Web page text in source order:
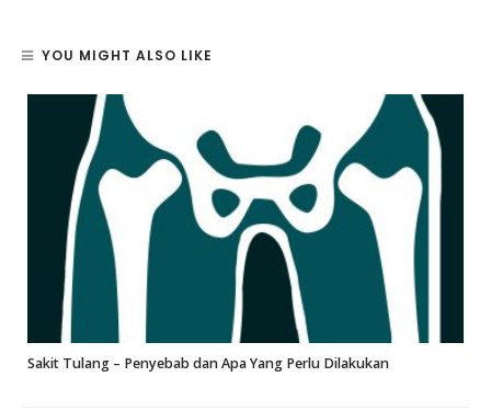
YOU MIGHT ALSO LIKE
Sakit Tulang – Penyebab dan Apa Yang Perlu Dilakukan